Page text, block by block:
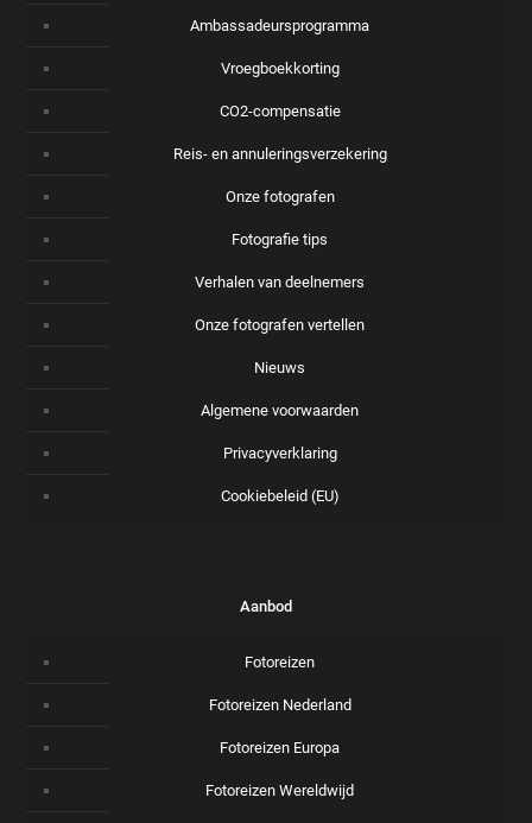
Ambassadeursprogramma
Vroegboekkorting
CO2-compensatie
Reis- en annuleringsverzekering
Onze fotografen
Fotografie tips
Verhalen van deelnemers
Onze fotografen vertellen
Nieuws
Algemene voorwaarden
Privacyverklaring
Cookiebeleid (EU)
Aanbod
Fotoreizen
Fotoreizen Nederland
Fotoreizen Europa
Fotoreizen Wereldwijd